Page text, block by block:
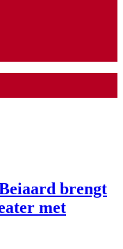
brengt
met